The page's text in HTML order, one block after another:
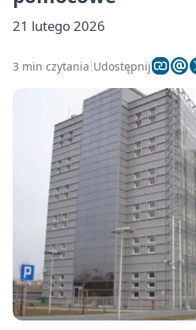
21 lutego 2026
3 min czytania Udostępnij